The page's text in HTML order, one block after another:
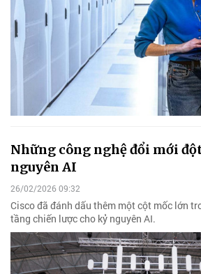
Những công nghệ đổi mới
nguyên AI
26/02/2026 09:32
Cisco đã đánh dấu thêm một cột mốc lớn
tầng chiến lược cho kỷ nguyên AI.